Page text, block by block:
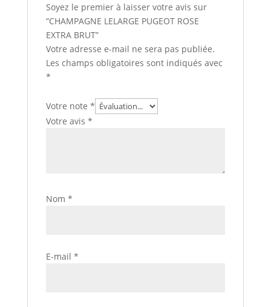
Soyez le premier à laisser votre avis sur
“CHAMPAGNE LELARGE PUGEOT ROSE
EXTRA BRUT”
Votre adresse e-mail ne sera pas publiée.
Les champs obligatoires sont indiqués avec
*
Votre note *
Votre avis *
Nom *
E-mail *